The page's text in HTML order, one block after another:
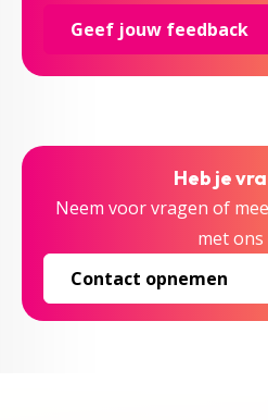
Geef jouw feedback
Heb je
Neem voor vragen of
met ons
Contact opnemen